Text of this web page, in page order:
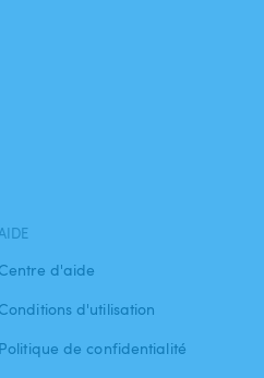
Centre d'aide
Conditions d'utilisation
Politique de confidentialité